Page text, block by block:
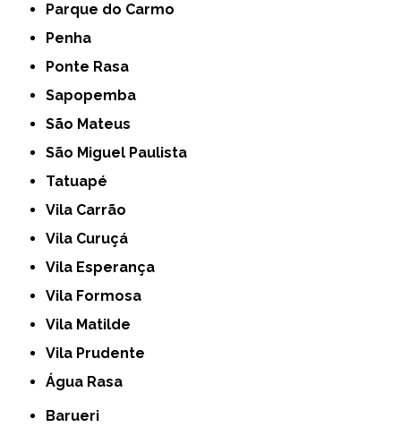
Parque do Carmo
Penha
Ponte Rasa
Sapopemba
São Mateus
São Miguel Paulista
Tatuapé
Vila Carrão
Vila Curuçá
Vila Esperança
Vila Formosa
Vila Matilde
Vila Prudente
Água Rasa
Barueri